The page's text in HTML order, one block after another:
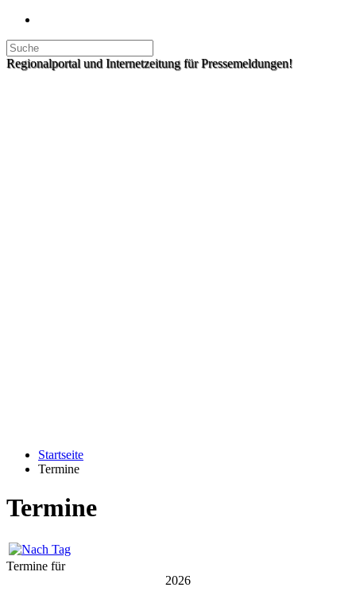
Regionalportal und Internetzeitung für Pressemeldungen!
Startseite
Termine
Termine
Termine für
2026